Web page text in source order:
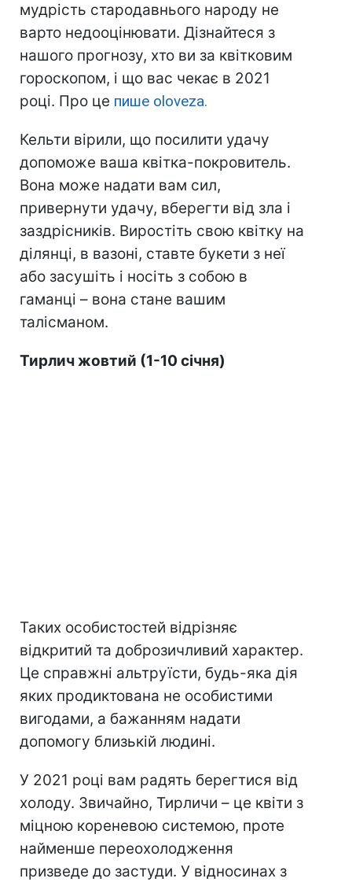
мудрість стародавнього народу не
варто недооцінювати. Дізнайтеся з
нашого прогнозу, хто ви за квітковим
гороскопом, і що вас чекає в 2021
році. Про це пише oloveza.
Кельти вірили, що посилити удачу
допоможе ваша квітка-покровитель.
Вона може надати вам сил,
привернути удачу, вберегти від зла і
заздрісників. Виростіть свою квітку на
ділянці, в вазоні, ставте букети з неї
або засушіть і носіть з собою в
гаманці – вона стане вашим
талісманом.
Тирлич жовтий (1-10 січня)
Таких особистостей відрізняє
відкритий та доброзичливий характер.
Це справжні альтруїсти, будь-яка дія
яких продиктована не особистими
вигодами, а бажанням надати
допомогу близькій людині.
У 2021 році вам радять берегтися від
холоду. Звичайно, Тирличи – це квіти з
міцною кореневою системою, проте
найменше переохолодження
призведе до застуди. У відносинах з